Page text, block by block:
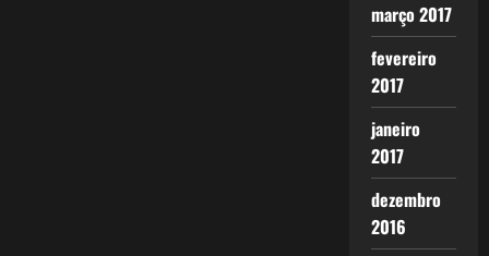
março 2017
fevereiro
2017
janeiro
2017
dezembro
2016